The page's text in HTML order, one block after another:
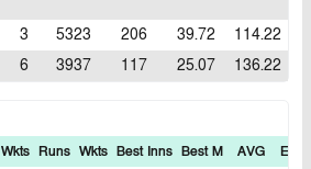
3 5323 206 39.72 114.22
6 3937 117 25.07 136.22
Wkts Runs Wkts Best Inns Best M AVG ECN